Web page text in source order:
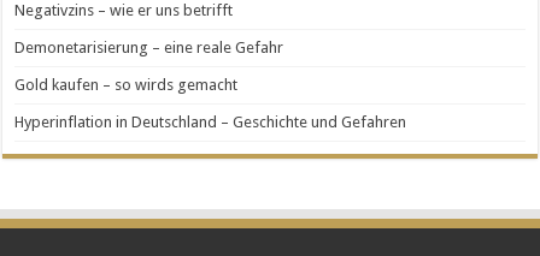
Negativzins – wie er uns betrifft
Demonetarisierung – eine reale Gefahr
Gold kaufen – so wirds gemacht
Hyperinflation in Deutschland – Geschichte und Gefahren